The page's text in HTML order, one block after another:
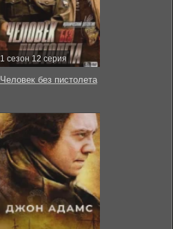
1 сезон 12 серия
Человек без пистолета